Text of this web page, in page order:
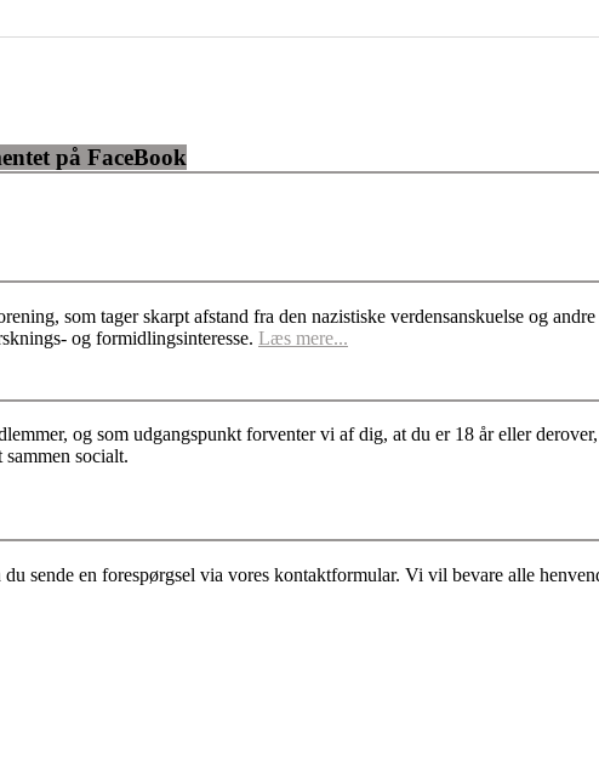
på FaceBook
som tager skarpt afstand fra den nazistiske verdensanskuelse og
og formidlingsinteresse. Læs mere...
og som udgangspunkt forventer vi af dig, at du er 18 år eller
socialt.
sende en forespørgsel via vores kontaktformular. Vi vil bevare alle